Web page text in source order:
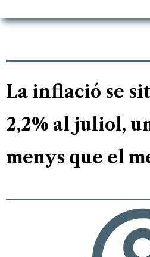
La inflació se
2,2% al juliol,
menys que el